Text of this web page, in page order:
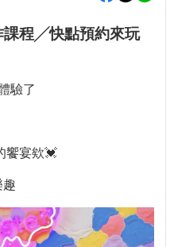
程╱快點預約來玩
驗了
饗宴欸💓
趣